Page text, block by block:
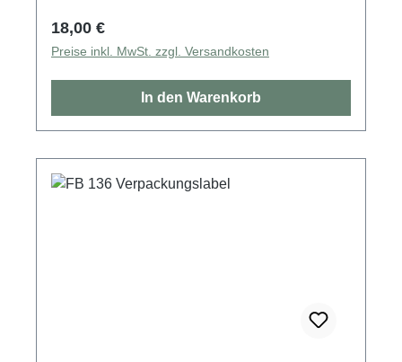
Regulärer Preis:
18,00 €
Preise inkl. MwSt. zzgl. Versandkosten
In den Warenkorb